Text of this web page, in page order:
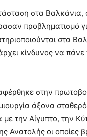
στα Βαλκάνια,
προβληματισμό
στα
κίνδυνος να πάνε
στην
άξονα
με την Αίγυπτο, την
Ανατολής οι οποίες